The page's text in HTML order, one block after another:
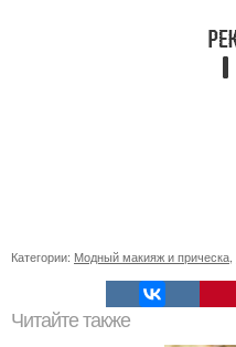
Категории: Модный макияж и прическа
Читайте также